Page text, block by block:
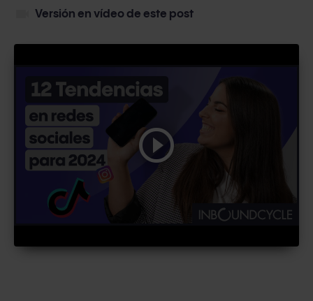
Versión en vídeo de este post
play_circle_outline